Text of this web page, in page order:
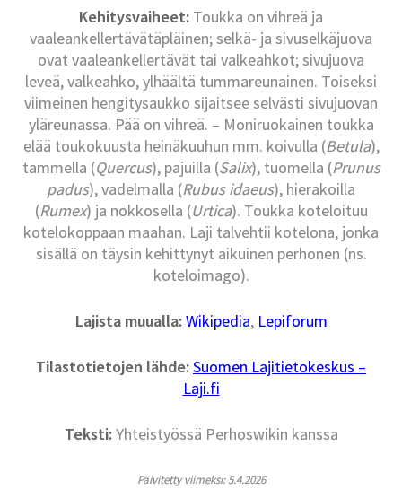
Kehitysvaiheet: Toukka on vihreä ja
vaaleankellertävätäpläinen; selkä- ja sivuselkäjuova
ovat vaaleankellertävät tai valkeahkot; sivujuova
leveä, valkeahko, ylhäältä tummareunainen. Toiseksi
viimeinen hengitysaukko sijaitsee selvästi sivujuovan
yläreunassa. Pää on vihreä. – Moniruokainen toukka
elää toukokuusta heinäkuuhun mm. koivulla (Betula),
tammella (Quercus), pajuilla (Salix), tuomella (Prunus
padus), vadelmalla (Rubus idaeus), hierakoilla
(Rumex) ja nokkosella (Urtica). Toukka koteloituu
kotelokoppaan maahan. Laji talvehtii kotelona, jonka
sisällä on täysin kehittynyt aikuinen perhonen (ns.
koteloimago).
Lajista muualla:Wikipedia, Lepiforum
Tilastotietojen lähde:Suomen Lajitietokeskus –
Laji.fi
Teksti:Yhteistyössä Perhoswikin kanssa
Päivitetty viimeksi: 5.4.2026